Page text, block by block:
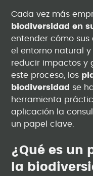
Cada vez más
biodiversidad en
entender cómo
el entorno natural
reducir impactos y
este proceso, los
biodiversidad se
herramienta
aplicación la
un papel clave.
¿Qué es un
la